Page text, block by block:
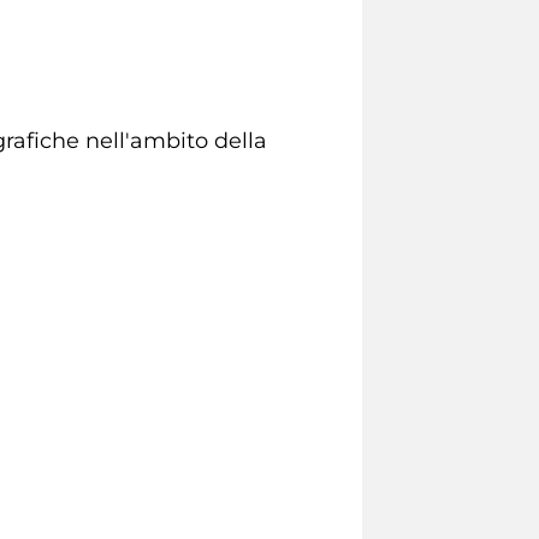
nell'ambito della